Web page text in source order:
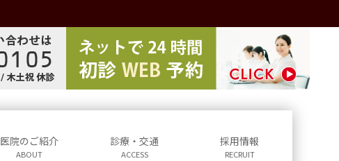
医院のご紹介
ABOUT
診療・交通
ACCESS
採用情報
RECRUIT